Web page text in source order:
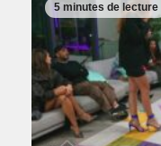
5 minutes de lecture